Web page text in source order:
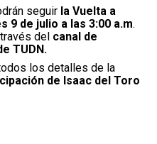
seguir la Vuelta a
9 de julio a las 3:00 a.m.
del canal de
TUDN.
los detalles de la
de Isaac del Toro